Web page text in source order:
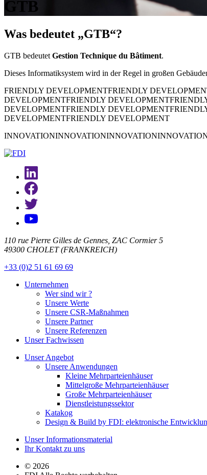
GTB
Was bedeutet „GTB“?
GTB bedeutet Gestion Technique du Bâtiment.
Dieses Informatiksystem wird in der Regel in großen
FRIENDLY DEVELOPMENTFRIENDLY
DEVELOPMENTFRIENDLY DEVELOPMENT
DEVELOPMENTFRIENDLY DEVELOPMENT
DEVELOPMENTFRIENDLY DEVELOPMENT
INNOVATIONINNOVATIONINNOVATION
110 rue Pierre Gilles de Gennes, ZAC Cormier 5
49300 CHOLET (FRANKREICH)
+33 (0)2 51 61 69 69
Unternehmen
Wer sind wir ?
Unsere Werte
Unsere CSR-Maßnahmen
Unsere Partner
Unsere Referenzen
Unser Fachwissen
Unser Angebot
Unsere Anwendungen
Kleine Mehrparteienhäuser
Mittelgroße Mehrparteienhäuser
Große Mehrparteienhäuser
Dienstleistungssektor
Katakog
Design & Build by FDI: elektronische
Unser Informationsmaterial
Ihr Kontakt zu uns
© 2026